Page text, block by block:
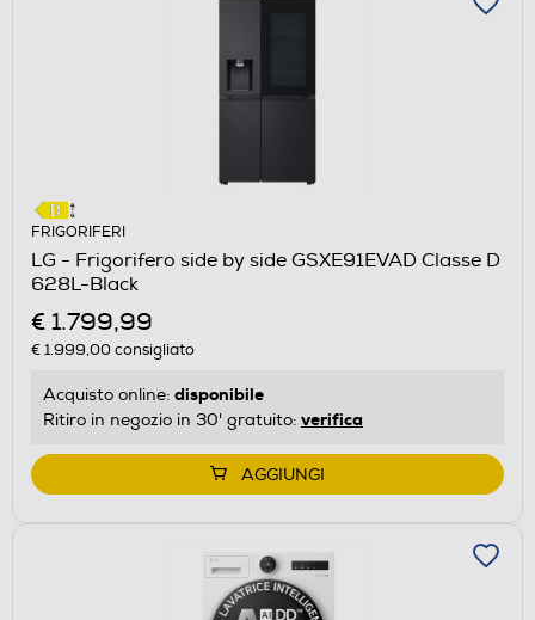
FRIGORIFERI
LG - Frigorifero side by side GSXE91EVAD Classe D
628L-Black
€ 1.799,99
€ 1.999,00consigliato
Acquisto online: disponibile
Ritiro in negozio in 30' gratuito: verifica
AGGIUNGI